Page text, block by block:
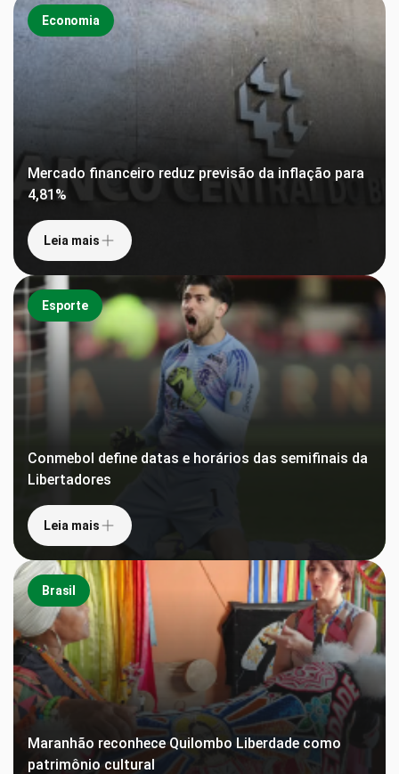
Economia
Mercado financeiro reduz previsão da inflação para
4,81%
Leia mais
Esporte
Conmebol define datas e horários das semifinais da
Libertadores
Leia mais
Brasil
Maranhão reconhece Quilombo Liberdade como
patrimônio cultural